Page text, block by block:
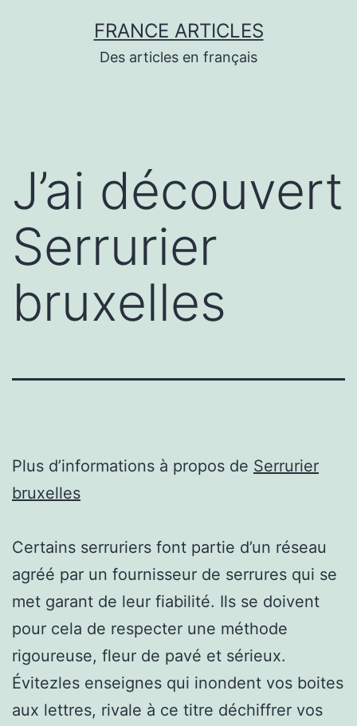
FRANCE ARTICLES
Des articles en français
J’ai découvert
Serrurier
bruxelles
Plus d’informations à propos de Serrurier
bruxelles
Certains serruriers font partie d’un réseau
agréé par un fournisseur de serrures qui se
met garant de leur fiabilité. Ils se doivent
pour cela de respecter une méthode
rigoureuse, fleur de pavé et sérieux.
Évitezles enseignes qui inondent vos boites
aux lettres, rivale à ce titre déchiffrer vos